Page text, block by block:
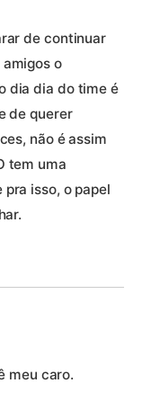
de continuar
o
dia dia do time é
de querer
não é assim
tem uma
isso, o papel
meu caro.